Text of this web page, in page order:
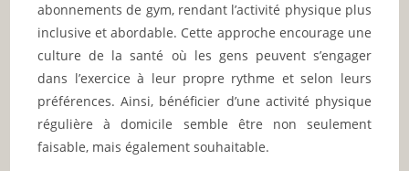
abonnements de gym, rendant l’activité physique plus
inclusive et abordable. Cette approche encourage une
culture de la santé où les gens peuvent s’engager
dans l’exercice à leur propre rythme et selon leurs
préférences. Ainsi, bénéficier d’une activité physique
régulière à domicile semble être non seulement
faisable, mais également souhaitable.